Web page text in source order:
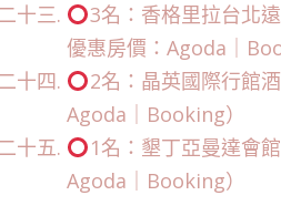
3名：香格里拉台北
優惠房價：Agoda｜
2名：晶英國際行館
Agoda｜Booking）
1名：墾丁亞曼達會
Agoda｜Booking）